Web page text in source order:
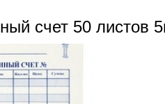
счет 50 листов